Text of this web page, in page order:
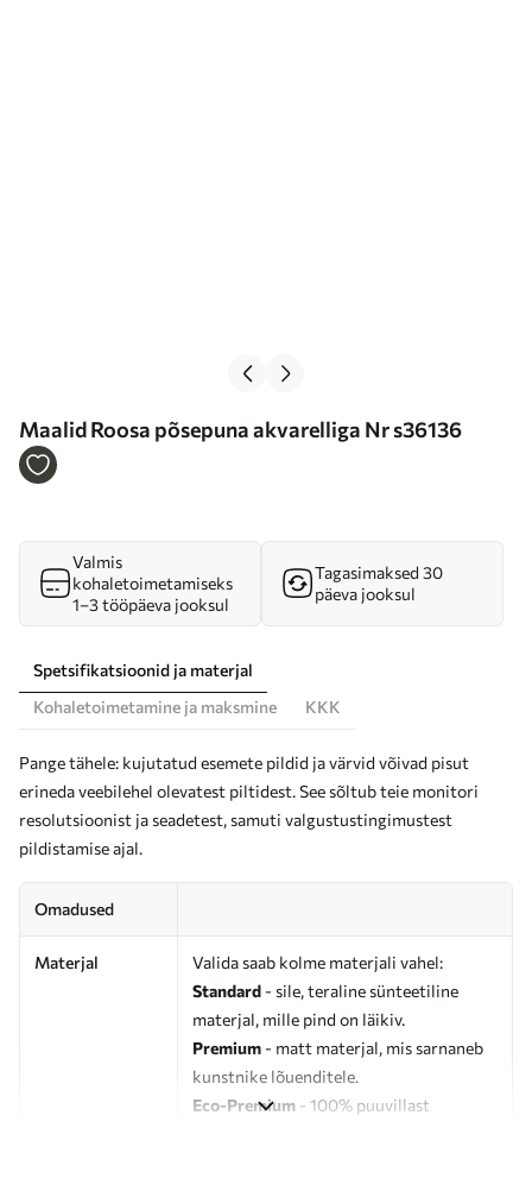
Maalid Roosa põsepuna akvarelliga Nr s36136
Valmis
kohaletoimetamiseks
1–3 tööpäeva jooksul
Tagasimaksed 30
päeva jooksul
Spetsifikatsioonid ja materjal
Kohaletoimetamine ja maksmine
KKK
Pange tähele: kujutatud esemete pildid ja värvid võivad pisut
erineda veebilehel olevatest piltidest. See sõltub teie monitori
resolutsioonist ja seadetest, samuti valgustustingimustest
pildistamise ajal.
Omadused
Materjal
Valida saab kolme materjali vahel:
Standard - sile, teraline sünteetiline
materjal, mille pind on läikiv.
Premium - matt materjal, mis sarnaneb
kunstnike lõuenditele.
Eco-Premium - 100% puuvillast